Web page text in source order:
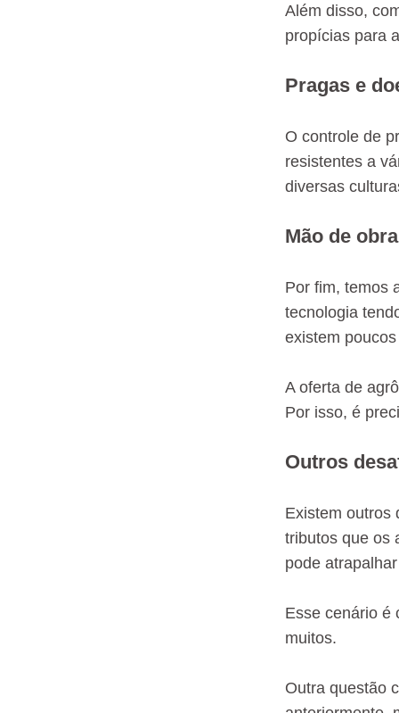
Além disso,
propícias para
Pragas e
O controle de
resistentes a
diversas
Mão de
Por fim, temos
tecnologia
existem
A oferta de
Por isso, é
Outros
Existem outros
tributos que os
pode
Esse cenário é
muitos.
Outra questão